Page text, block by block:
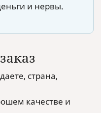
и нервы.
страна,
качестве и